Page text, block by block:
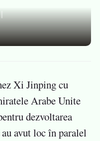
Xi Jinping cu
Arabe Unite
dezvoltarea
avut loc în paralel